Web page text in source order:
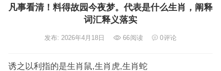
凡事看清！料得故园今夜梦。代表是什么生肖，阐释
词汇释义落实
发布: 2026年4月18日 66阅读 0评论
诱之以利指的是生肖鼠,生肖虎,生肖蛇